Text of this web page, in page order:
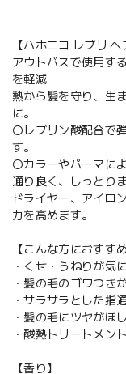
【ハホニコ レブリ へ
アウトバスで使用す
を軽減
熱から髪を守り、生
に。
〇レブリン酸配合で
す。
〇カラーやパーマに
通り良く、しっとり
ドライヤー、アイロ
力を高めます。
【こんな方におすすめ
・くせ・うねりが気
・髪の毛のゴワつき
・サラサラとした指
・髪の毛にツヤがほ
・酸熱トリートメン
【香り】